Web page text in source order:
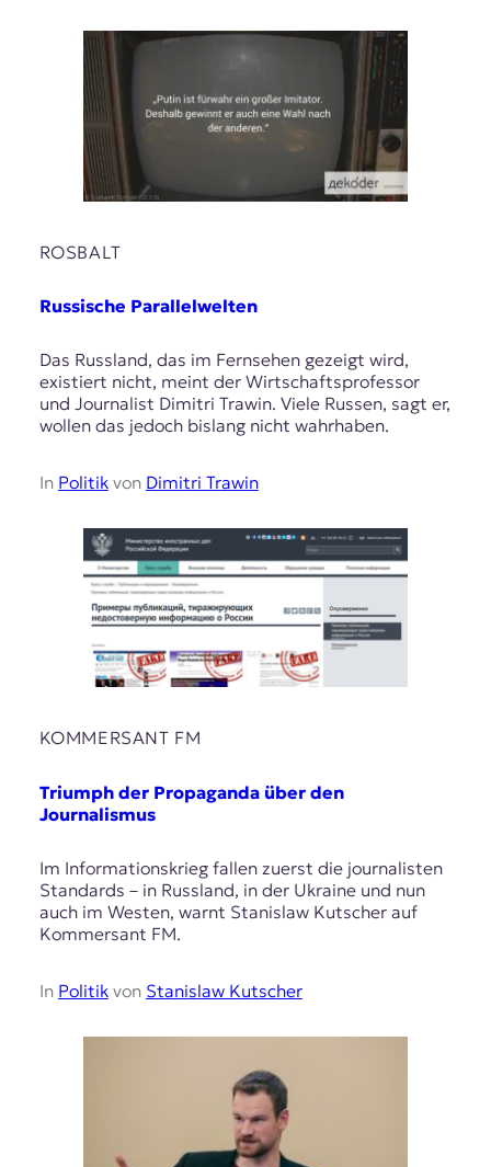
ROSBALT
Russische Parallelwelten
Das Russland, das im Fernsehen gezeigt wird,
existiert nicht, meint der Wirtschaftsprofessor
und Journalist Dimitri Trawin. Viele Russen, sagt er,
wollen das jedoch bislang nicht wahrhaben.
In Politikvon Dimitri Trawin
KOMMERSANT FM
Triumph der Propaganda über den
Journalismus
Im Informationskrieg fallen zuerst die journalisten
Standards – in Russland, in der Ukraine und nun
auch im Westen, warnt Stanislaw Kutscher auf
Kommersant FM.
In Politikvon Stanislaw Kutscher